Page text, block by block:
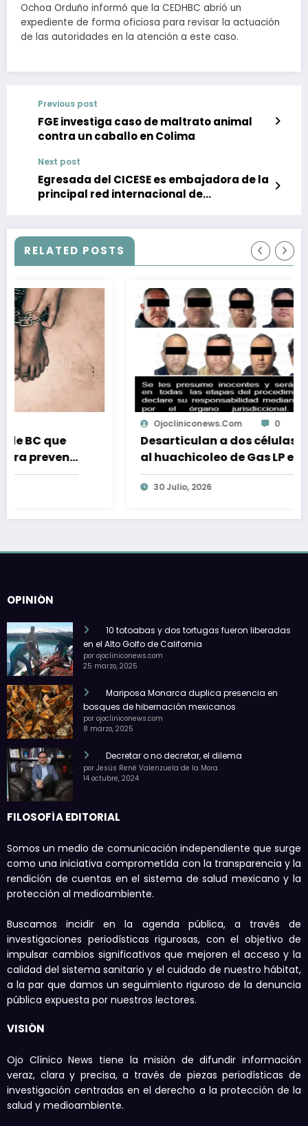
Ochoa Orduño informó que la CEDHBC abrió un
expediente de forma oficiosa para revisar la actuación
de las autoridades en la atención a este caso.
Previous post
FGE investiga caso de maltrato animal
contra un caballo en Colima
Next post
Egresada del CICESE es embajadora de la
principal red internacional de
RELATED POSTS
Ojocliniconews.com 0
Desarticulan a dos células dedicadas
al huachicoleo de Gas LP en Estado de
México
OPINIÓN
10 totoabas y dos tortugas fueron liberadas
en el Alto Golfo de California
por ojocliniconews.com
25 marzo, 2025
Mariposa Monarca duplica presencia en
bosques de hibernación mexicanos
por ojocliniconews.com
8 marzo, 2025
Decretar o no decretar, el dilema
por Jesús René Valenzuela de la Mora
14 octubre, 2024
FILOSOFÍA EDITORIAL
Somos un medio de comunicación independiente que surge
como una iniciativa comprometida con la transparencia y la
rendición de cuentas en el sistema de salud mexicano y la
protección al medioambiente.
Buscamos incidir en la agenda pública, a través de
investigaciones periodísticas rigurosas, con el objetivo de
impulsar cambios significativos que mejoren el acceso y la
calidad del sistema sanitario y el cuidado de nuestro hábitat,
a la par que damos un seguimiento riguroso de la denuncia
pública expuesta por nuestros lectores.
VISIÓN
Ojo Clínico News tiene la misión de difundir información
veraz, clara y precisa, a través de piezas periodísticas de
investigación centradas en el derecho a la protección de la
salud y medioambiente.